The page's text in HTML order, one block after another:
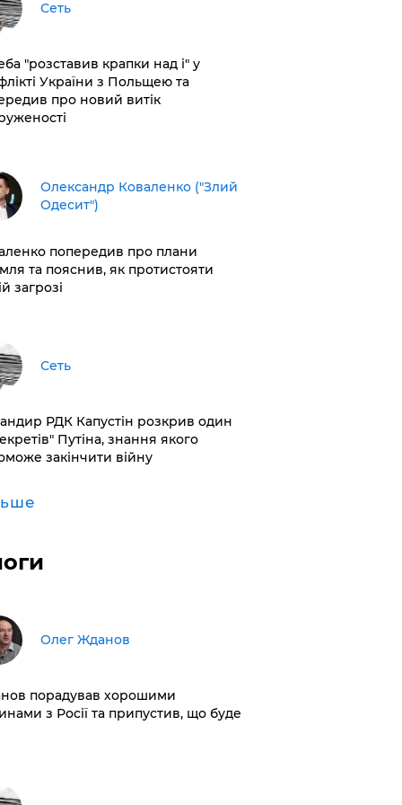
Сеть
"розставив крапки над і" у
України з Польщею та
про новий витік
Олександр Коваленко ("Злий
Одесит")
попередив про плани
та пояснив, як протистояти
загрозі
Сеть
РДК Капустін розкрив один
Путіна, знання якого
закінчити війну
Олег Жданов
порадував хорошими
з Росії та припустив, що буде